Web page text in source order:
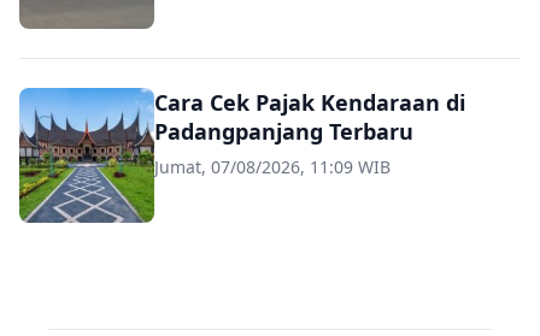
Cara Cek Pajak Kendaraan di
Padangpanjang Terbaru
Jumat, 07/08/2026, 11:09 WIB